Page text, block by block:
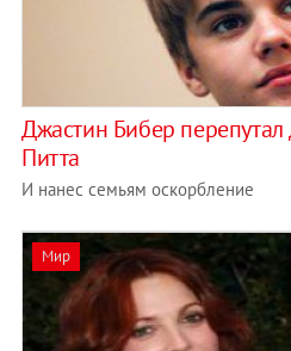
Джастин Бибер перепутал
Питта
И нанес семьям оскорбление
Мир